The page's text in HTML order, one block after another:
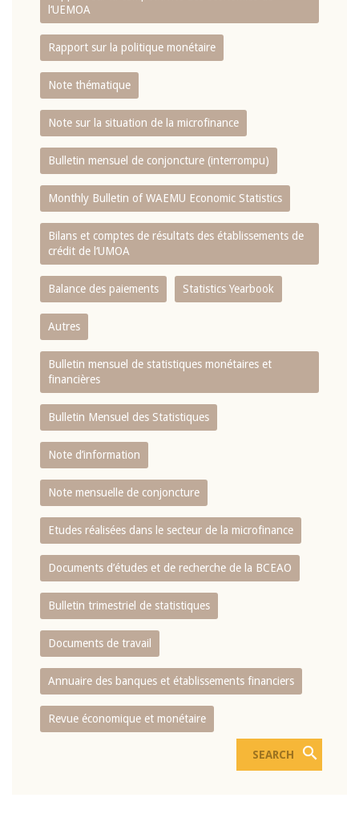
l‘UEMOA
Rapport sur la politique monétaire
Note thématique
Note sur la situation de la microfinance
Bulletin mensuel de conjoncture (interrompu)
Monthly Bulletin of WAEMU Economic Statistics
Bilans et comptes de résultats des établissements de
crédit de l‘UMOA
Balance des paiements Statistics Yearbook
Autres
Bulletin mensuel de statistiques monétaires et
financières
Bulletin Mensuel des Statistiques
Note d’information
Note mensuelle de conjoncture
Etudes réalisées dans le secteur de la microfinance
Documents d’études et de recherche de la BCEAO
Bulletin trimestriel de statistiques
Documents de travail
Annuaire des banques et établissements financiers
Revue économique et monétaire